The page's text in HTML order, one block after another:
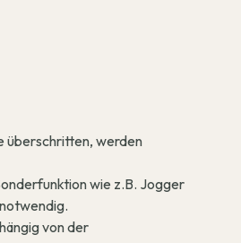
überschritten, werden
wie z.B. Jogger
von der